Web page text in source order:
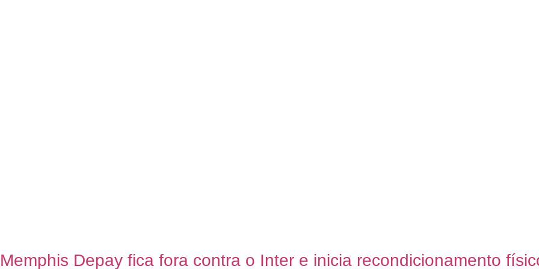
Memphis Depay fica fora contra o Inter e inicia recondicionamento